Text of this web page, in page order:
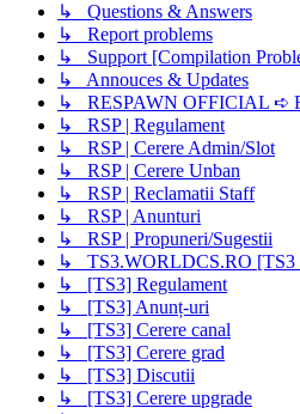
↳ Questions & Answers
↳ Report problems
↳ Support [Compilation
↳ Annouces & Updates
↳ RESPAWN OFFICIAL ➪
↳ RSP | Regulament
↳ RSP | Cerere Admin/Slot
↳ RSP | Cerere Unban
↳ RSP | Reclamatii Staff
↳ RSP | Anunturi
↳ RSP | Propuneri/Sugestii
↳ TS3.WORLDCS.RO
↳ [TS3] Regulament
↳ [TS3] Anunț-uri
↳ [TS3] Cerere canal
↳ [TS3] Cerere grad
↳ [TS3] Discutii
↳ [TS3] Cerere upgrade